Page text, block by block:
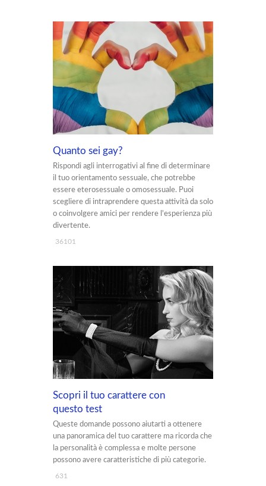
Quanto sei gay?
Rispondi agli interrogativi al fine di determinare
il tuo orientamento sessuale, che potrebbe
essere eterosessuale o omosessuale. Puoi
scegliere di intraprendere questa attività da solo
o coinvolgere amici per rendere l'esperienza più
divertente.
36101
Scopri il tuo carattere con
questo test
Queste domande possono aiutarti a ottenere
una panoramica del tuo carattere ma ricorda che
la personalità è complessa e molte persone
possono avere caratteristiche di più categorie.
631